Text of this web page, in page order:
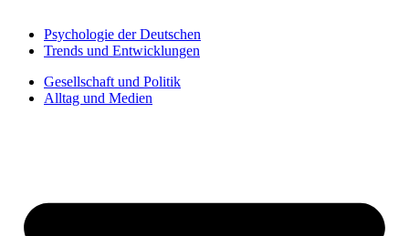
Psychologie der Deutschen
Trends und Entwicklungen
Gesellschaft und Politik
Alltag und Medien